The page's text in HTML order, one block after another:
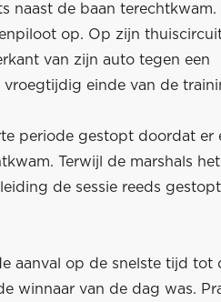
naast de baan terechtkwam.
op. Op zijn
van zijn auto tegen een
vroegtijdig einde van de
periode gestopt doordat er
Terwijl de marshals
de sessie reeds
aanval op de snelste tijd tot
winnaar van de dag was.